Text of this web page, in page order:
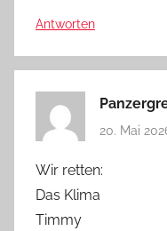
Antworten
20. Mai
Wir retten:
Das Klima
Timmy